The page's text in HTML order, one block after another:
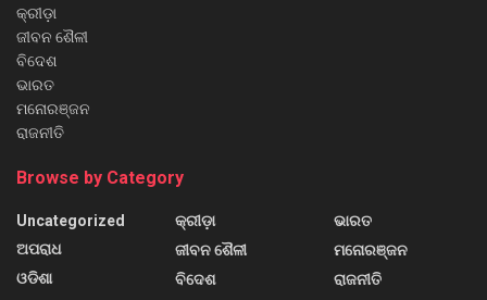
କ୍ରୀଡ଼ା
ଜୀବନ ଶୈଳୀ
ବିଦେଶ
ଭାରତ
ମନୋରଞ୍ଜନ
ରାଜନୀତି
Browse by Category
Uncategorized
ଅପରାଧ
ଓଡିଶା
କ୍ରୀଡ଼ା
ଜୀବନ ଶୈଳୀ
ବିଦେଶ
ଭାରତ
ମନୋରଞ୍ଜନ
ରାଜନୀତି